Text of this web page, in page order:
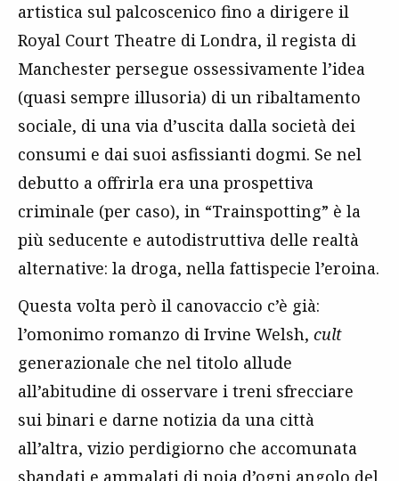
artistica sul palcoscenico fino a dirigere il
Royal Court Theatre di Londra, il regista di
Manchester persegue ossessivamente l’idea
(quasi sempre illusoria) di un ribaltamento
sociale, di una via d’uscita dalla società dei
consumi e dai suoi asfissianti dogmi. Se nel
debutto a offrirla era una prospettiva
criminale (per caso), in “Trainspotting” è la
più seducente e autodistruttiva delle realtà
alternative: la droga, nella fattispecie l’eroina.
Questa volta però il canovaccio c’è già:
l’omonimo romanzo di Irvine Welsh, cult
generazionale che nel titolo allude
all’abitudine di osservare i treni sfrecciare
sui binari e darne notizia da una città
all’altra, vizio perdigiorno che accomunata